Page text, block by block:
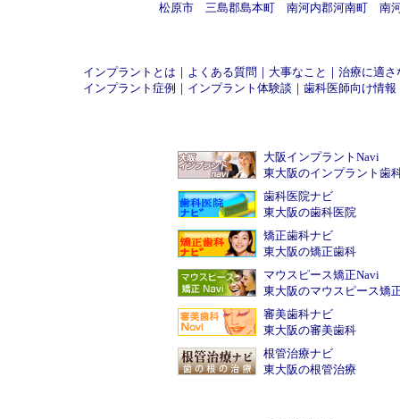
松原市
三島郡島本町 南河内郡河南町 南
インプラントとは ｜ よくある質問 ｜ 大事なこと ｜ 治療に適さ
インプラント症例 ｜ インプラント体験談 ｜ 歯科医師向け情報
大阪インプラントNavi
東大阪のインプラント歯
歯科医院ナビ
東大阪の歯科医院
矯正歯科ナビ
東大阪の矯正歯科
マウスピース矯正Navi
東大阪のマウスピース矯
審美歯科ナビ
東大阪の審美歯科
根管治療ナビ
東大阪の根管治療